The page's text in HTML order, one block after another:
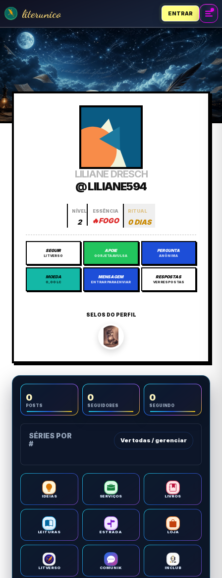
literunico ENTRAR
LILIANE DRESCH
@ LILIANE594
NÍVEL
2
ESSÊNCIA
🔥FOGO
RITUAL
0 DIAS
SEGUIR
LITVERSO
APOIE
GORJETA AVULSA
PERGUNTA
ANÔNIMA
MOEDA
0,00 LC
MENSAGEM
ENTRAR PARA ENVIAR
RESPOSTAS
VER RESPOSTAS
SELOS DO PERFIL
0
POSTS
0
SEGUIDORES
0
SEGUINDO
SÉRIES POR
#
Ver todas / gerenciar
IDEIAS SERVIÇOS LIVROS
LEITURAS ESTRADA LOJA
LITVERSO COMUNIK INCLUB